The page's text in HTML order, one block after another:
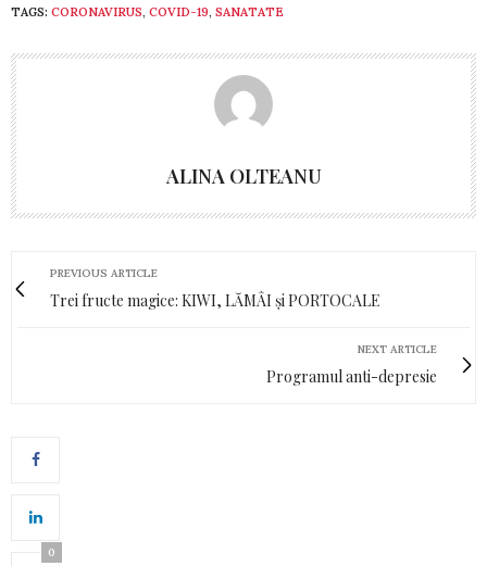
TAGS: CORONAVIRUS, COVID-19, SANATATE
ALINA OLTEANU
PREVIOUS ARTICLE
Trei fructe magice: KIWI, LĂMÂI și PORTOCALE
NEXT ARTICLE
Programul anti-depresie
0